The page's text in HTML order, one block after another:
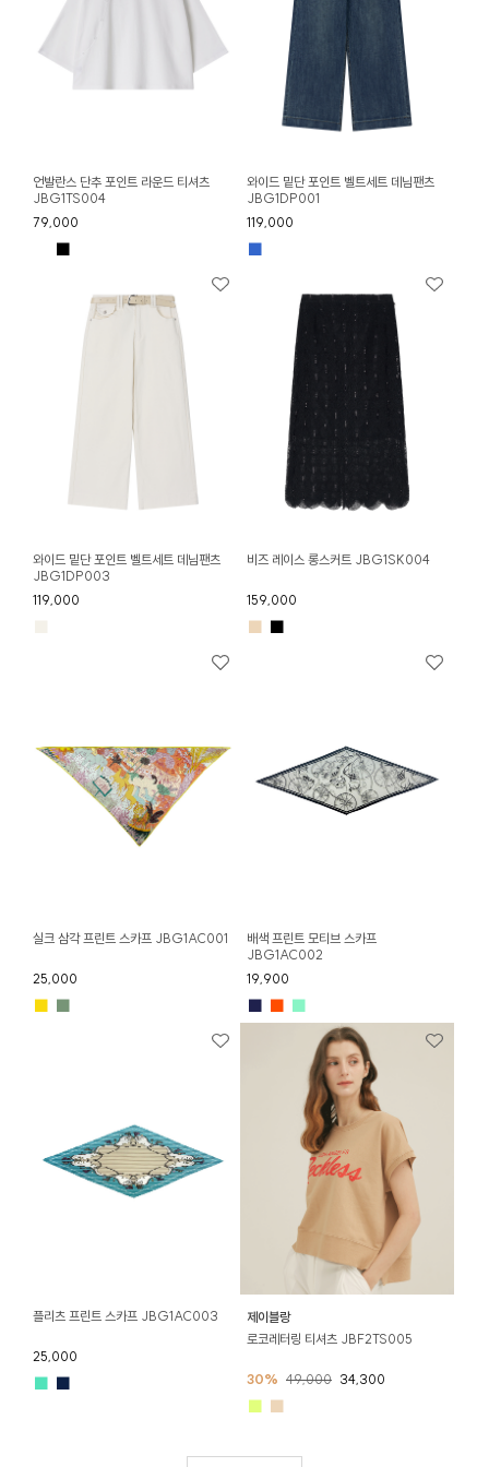
언발란스 단추 포인트 라운드 티셔츠
JBG1TS004
79,000
■
와이드 밑단 포인트 벨트세트 데님팬츠
JBG1DP001
119,000
■
와이드 밑단 포인트 벨트세트 데님팬츠
JBG1DP003
119,000
비즈 레이스 롱스커트 JBG1SK004
159,000
■ ■
실크 삼각 프린트 스카프 JBG1AC001
25,000
■ ■
배색 프린트 모티브 스카프
JBG1AC002
19,900
■ ■ ■
플리츠 프린트 스카프 JBG1AC003
25,000
■ ■
제이블랑
로코레터링 티셔츠 JBF2TS005
30% 49,000 34,300
■ ■